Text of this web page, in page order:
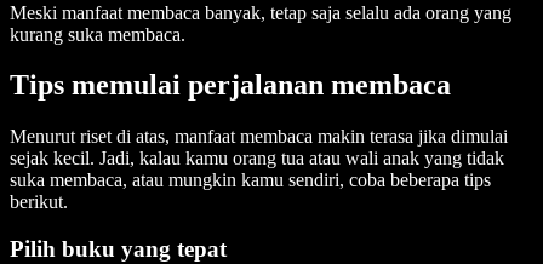
Meski manfaat membaca banyak, tetap saja selalu ada orang yang
kurang suka membaca.
Tips memulai perjalanan membaca
Menurut riset di atas, manfaat membaca makin terasa jika dimulai
sejak kecil. Jadi, kalau kamu orang tua atau wali anak yang tidak
suka membaca, atau mungkin kamu sendiri, coba beberapa tips
berikut.
Pilih buku yang tepat